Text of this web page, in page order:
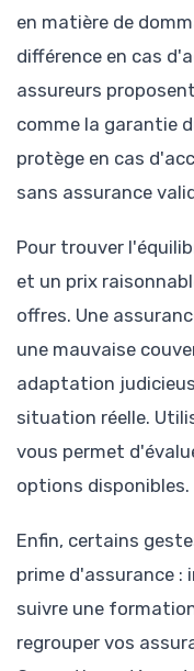
en matière de
différence en cas
assureurs
comme la garantie
protège en cas
sans assurance
Pour trouver
et un prix
offres. Une
une mauvaise
adaptation
situation réelle.
vous permet
options disponibles.
Enfin, certains
prime d'assurance :
suivre une
regrouper vos